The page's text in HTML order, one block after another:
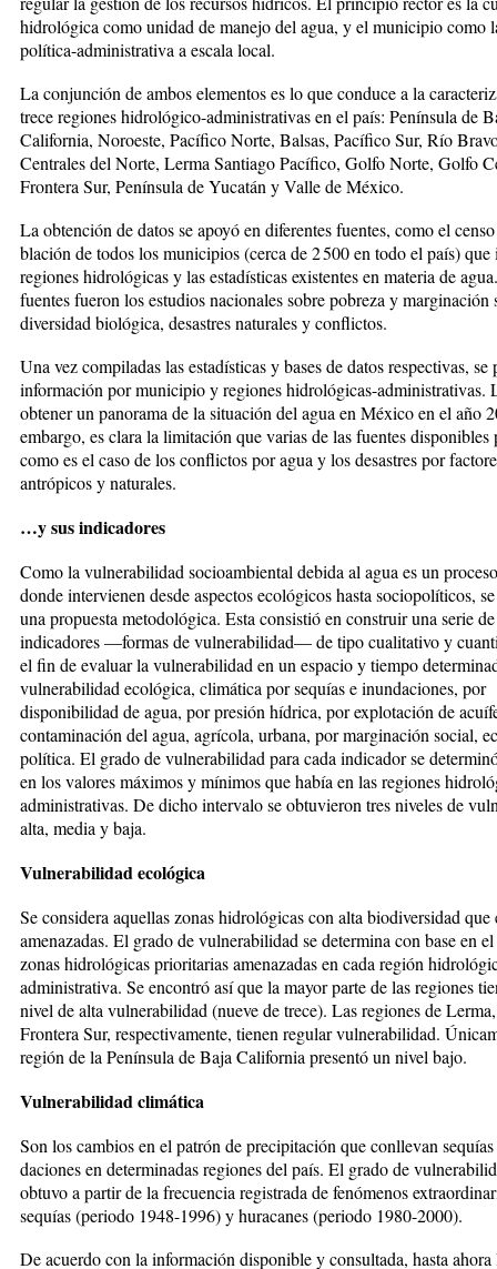
hidrológica como unidad de manejo del agua, y el municipio como
política-administrativa a es­cala local.
La conjunción de ambos ele­men­tos es lo que conduce a la
trece regiones hidroló­gico-administrativas en el país: Penínsu­la de
California, Noroeste, Pacífico Norte, Balsas, Pacífico Sur, Río
Centrales del Norte, Lerma Santiago Pacífico, Golfo Norte, Golfo
Frontera Sur, Península de Yu­catán y Valle de México.
La obtención de datos se apoyó en diferentes fuentes, como el
blación de todos los municipios (cer­ca de 2 500 en todo el país) que
regiones hidrológicas y las es­tadísticas existentes en materia de
fuentes fueron los estudios nacionales sobre pobreza y marginación
diversidad biológica, desas­tres naturales y con­flictos.
Una vez compiladas las estadísticas y bases de datos respectivas, se
información por municipio y regiones hidrológicas-administrativas.
obtener un panorama de la situación del agua en México en el año
embargo, es clara la limitación que varias de las fuentes disponi­bles
como es el caso de los conflictos por agua y los desastres por
antrópicos y naturales.
…y sus indicadores
Como la vulnerabilidad socioambiental debida al agua es un
donde intervienen desde aspec­tos ecológicos hasta sociopolíticos,
una propuesta metodoló­gica. Esta consistió en construir una se­rie de
indicadores —formas de vul­ne­ra­bilidad— de tipo cualitativo y
el fin de evaluar la vul­nera­bilidad en un espacio y tiempo
vulnerabilidad ecológica, climática por sequías e inundacio­nes, por
disponibilidad de agua, por pre­­sión hídrica, por explotación de
contaminación del agua, agrícola, urbana, por marginación so­cial,
política. El grado de vulnerabilidad para cada indicador se
en los valores máximos y mínimos que había en las regiones
administrativas. De dicho intervalo se obtuvieron tres niveles de
alta, media y baja.
Vulnerabilidad ecológica
Se considera aquellas zonas hidrológi­cas con alta biodiversidad que
amenazadas. El grado de vulnerabilidad se determina con base en
zonas hidrológicas prioritarias amenazadas en cada región
administrativa. Se encontró así que la mayor parte de las regiones
nivel de alta vulnerabilidad (nueve de trece). Las regiones de
Frontera Sur, respectivamen­te, tienen regular vul­ne­rabilidad.
región de la Península de Baja California pre­sentó un nivel ­bajo.
Vulnerabilidad climática
Son los cambios en el patrón de preci­pitación que conllevan
daciones en determinadas regio­nes del país. El grado de
obtuvo a partir de la frecuencia registrada de fenómenos
sequías (periodo 1948-1996) y hu­racanes (periodo 1980-2000).
De acuerdo con la información dis­ponible y consultada, hasta